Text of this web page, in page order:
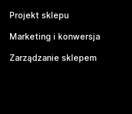
Projekt sklepu
Marketing i konwersja
Zarządzanie sklepem